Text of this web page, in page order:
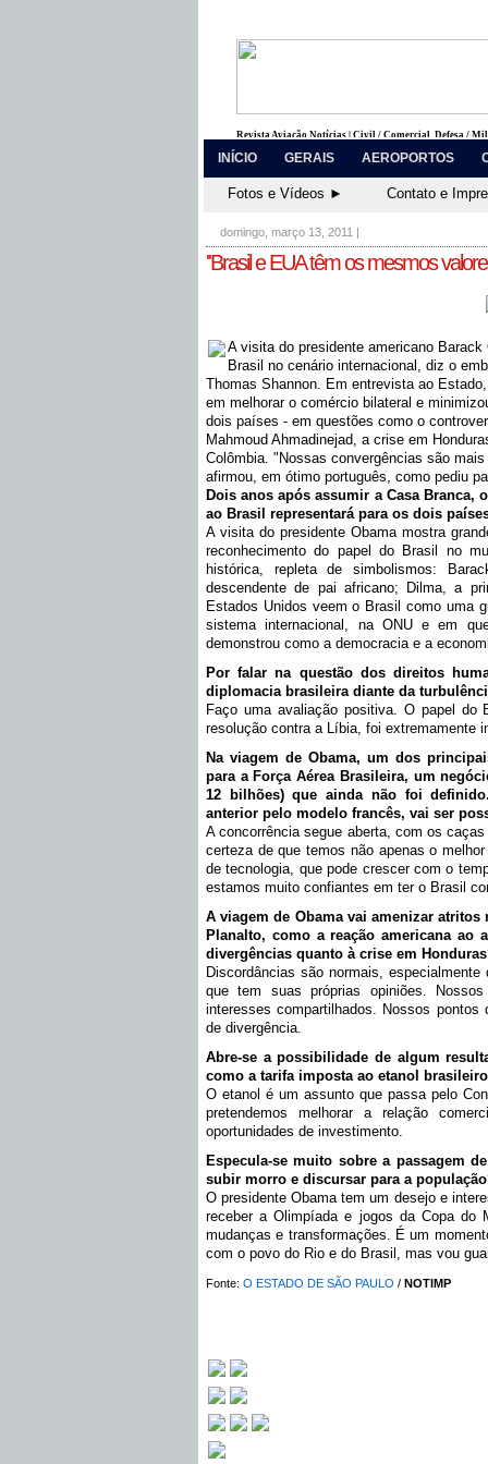
Revista Aviação Notícias | Civil / Comercial, Defesa /
INÍCIO GERAIS AEROPORTOS
Fotos e Vídeos ► Contato e
domingo, março 13, 2011 |
''Brasil e EUA têm os mesmos
A visita do presidente americano
Brasil no cenário internacional, diz o
Thomas Shannon. Em entrevista ao
em melhorar o comércio bilateral e
dois países - em questões como o
Mahmoud Ahmadinejad, a crise em
Colômbia. "Nossas convergências são
afirmou, em ótimo português, como pediu
Dois anos após assumir a Casa Branca,
ao Brasil representará para os dois
A visita do presidente Obama mostra
reconhecimento do papel do Brasil no
histórica, repleta de simbolismos:
descendente de pai africano; Dilma, a
Estados Unidos veem o Brasil como uma
sistema internacional, na ONU e em
demonstrou como a democracia e a
Por falar na questão dos direitos
diplomacia brasileira diante da
Faço uma avaliação positiva. O papel do
resolução contra a Líbia, foi extremamente
Na viagem de Obama, um dos
para a Força Aérea Brasileira, um
12 bilhões) que ainda não foi
anterior pelo modelo francês, vai ser
A concorrência segue aberta, com os
certeza de que temos não apenas o
de tecnologia, que pode crescer com o
estamos muito confiantes em ter o Brasil
A viagem de Obama vai amenizar atritos
Planalto, como a reação americana
divergências quanto à crise em
Discordâncias são normais,
que tem suas próprias opiniões.
interesses compartilhados. Nossos
de divergência.
Abre-se a possibilidade de algum
como a tarifa imposta ao etanol
O etanol é um assunto que passa pelo
pretendemos melhorar a relação
oportunidades de investimento.
Especula-se muito sobre a passagem
subir morro e discursar para a
O presidente Obama tem um desejo e
receber a Olimpíada e jogos da Copa do
mudanças e transformações. É um
com o povo do Rio e do Brasil, mas vou
Fonte: O ESTADO DE SÃO PAULO / NOTIMP